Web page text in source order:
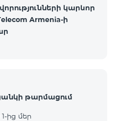
կարևոր
Armenia-ի
թարմացում
ից մեր